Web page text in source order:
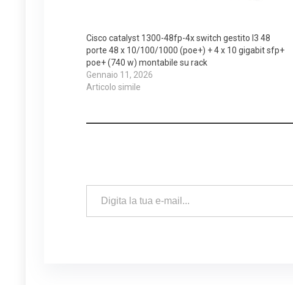
Cisco catalyst 1300-48fp-4x switch gestito l3 48
porte 48 x 10/100/1000 (poe+) + 4 x 10 gigabit sfp+
poe+ (740 w) montabile su rack
Gennaio 11, 2026
Articolo simile
Digita la tua e-mail...